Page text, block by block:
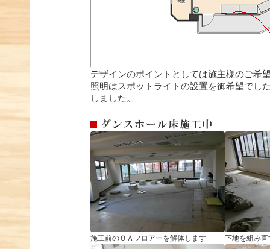
デザインのポイントとしては施主様のご希
照明はスポットライトの設置を御希望でし
しました。
施工前のＯＡフロアーを解体します 下地を組み